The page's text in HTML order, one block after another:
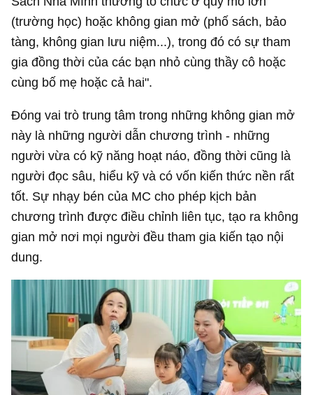
(trường học) hoặc không gian mở (phố sách, bảo
tàng, không gian lưu niệm...), trong đó có sự tham
gia đồng thời của các bạn nhỏ cùng thầy cô hoặc
cùng bố mẹ hoặc cả hai".
Đóng vai trò trung tâm trong những không gian mở
này là những người dẫn chương trình - những
người vừa có kỹ năng hoạt náo, đồng thời cũng là
người đọc sâu, hiểu kỹ và có vốn kiến thức nền rất
tốt. Sự nhạy bén của MC cho phép kịch bản
chương trình được điều chỉnh liên tục, tạo ra không
gian mở nơi mọi người đều tham gia kiến tạo nội
dung.